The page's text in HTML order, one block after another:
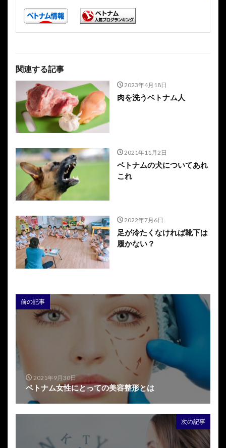
関連する記事
2023年4月18日
肉を洗うベトナム人
2021年11月2日
ベトナムの犬についてあれ
これ
2022年7月6日
足が冷たくなければ靴下は
履かない？
前の記事
2021年9月30日
ベトナム女性にとっての美容整形とは
次の記事